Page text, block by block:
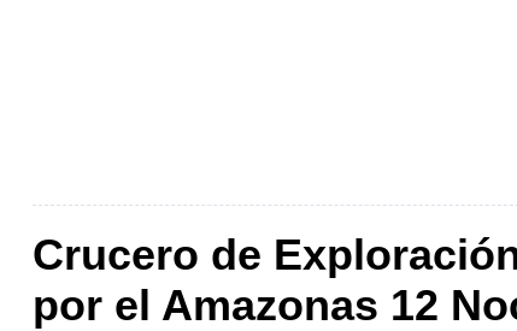
Crucero de
por el Amazonas 12